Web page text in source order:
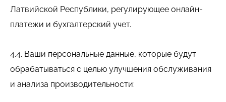
Латвийской Республики, регулирующее онлайн-
платежи и бухгалтерский учет.
4.4. Ваши персональные данные, которые будут
обрабатываться с целью улучшения обслуживания
и анализа производительности: